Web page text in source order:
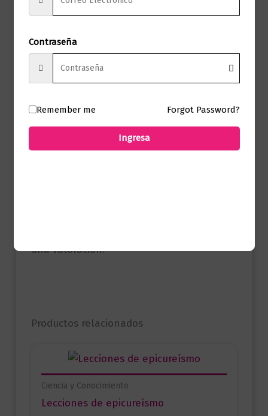
Autor
Sello
una valoración.
Productos relacionados
Ciencia y Conocimiento
Lecciones de epicureísmo
Contraseña
Remember me Forgot Password?
Ingresa